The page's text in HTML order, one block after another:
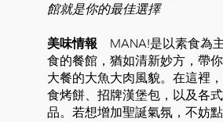
館就是你的最佳選擇
美味情報 MANA!是以素食為
食的餐館，猶如清新妙方，帶
大餐的大魚大肉風貌。在這裡
食烤餅、招牌漢堡包，以及各
品。若想增加聖誕氣氛，不妨